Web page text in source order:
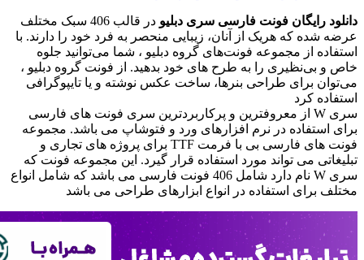
دانلود رایگان فونت فارسی سری دبلیو
در قالب 406 سبک مختلف
عرضه شده که هریک از آنان، زیبایی منحصر به فرد خود را دارند. با
استفاده از مجموعه فونت‌های گروه دبلیو ، شما می‌توانید جلوه
خاص و بی‌نظیری را به طرح های خود بدهید. از فونت گروه دبلیو ،
می‌توان برای طراحی بنر‌ها، ساخت عکس نوشته و یا تایپوگرافی
استفاده کرد
سری W از معروفترین و پرکاربردترین سری فونت های فارسی
برای استفاده در نرم افزارهای ورد و فتوشاپ می باشد. مجموعه
فونت های فارسی بی با فرمت TTF برای پروژه های تجاری و
تبلیغاتی می تواند مورد استفاده قرار گیرد. این مجموعه فونت که
سری W نام دارد شامل 406 فونت فارسی می باشد که شامل انواع
مختلف برای استفاده در انواع ابزارهای طراحی می باشد